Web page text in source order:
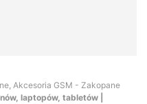
Akcesoria GSM - Zakopane
laptopów, tabletów |